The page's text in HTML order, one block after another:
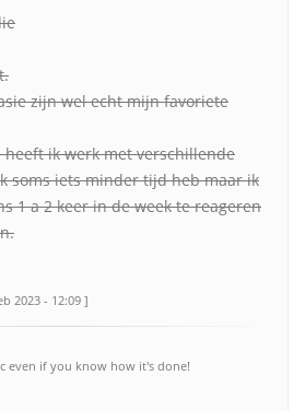
zijn wel echt mijn favoriete
ik werk met verschillende
soms iets minder tijd heb maar ik
1 a 2 keer in de week te reageren
2023 - 12:09 ]
even if you know how it's done!